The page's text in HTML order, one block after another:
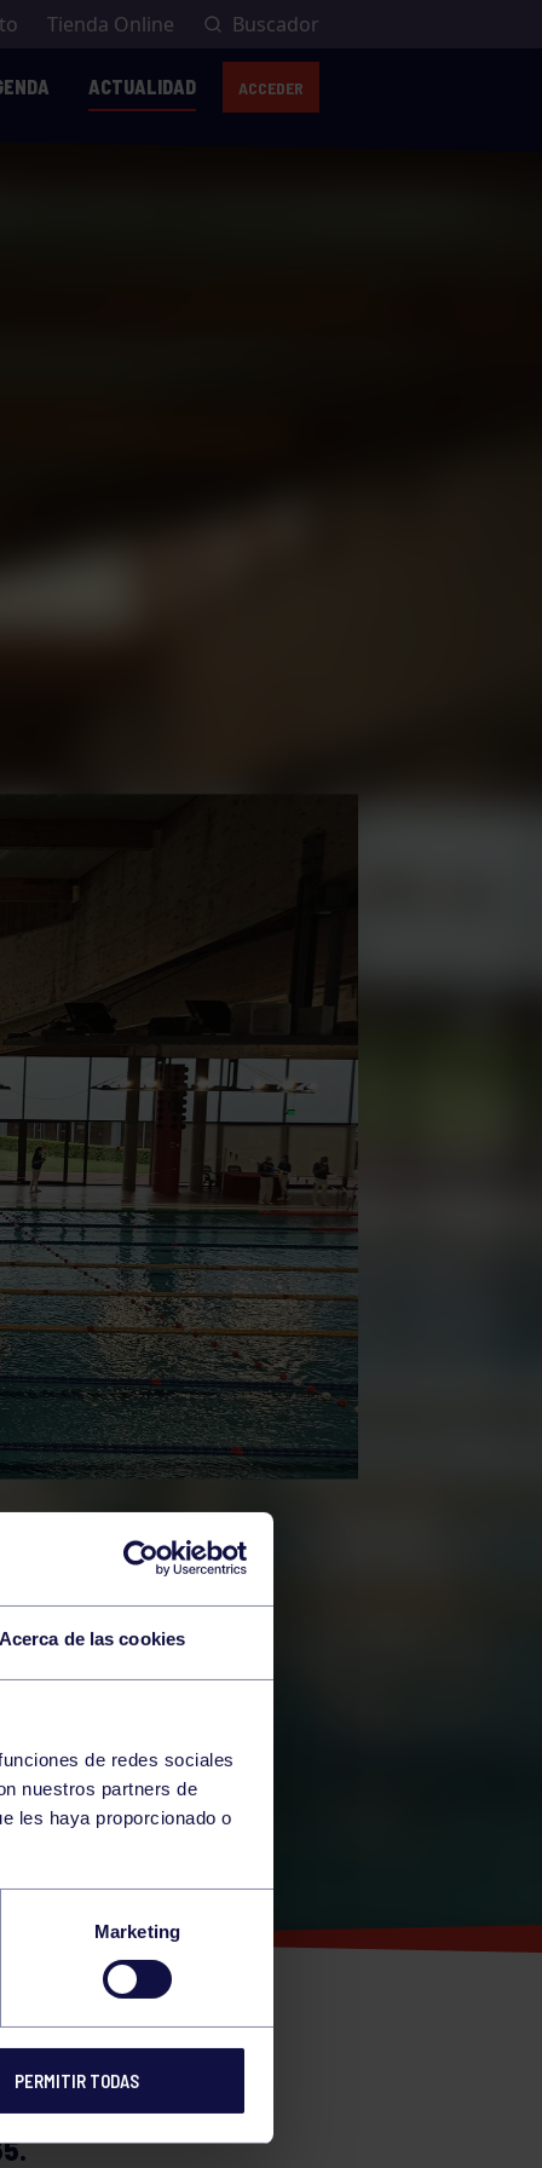
de las cookies
de redes sociales
nuestros partners de
les haya proporcionado o
Marketing
PERMITIR TODAS
Tienda Online Buscador
ACTUALIDAD ACCEDER
DE